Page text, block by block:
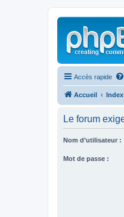
Accès rapide
Accueil
Le forum
Nom d’utilisateur :
Mot de passe :